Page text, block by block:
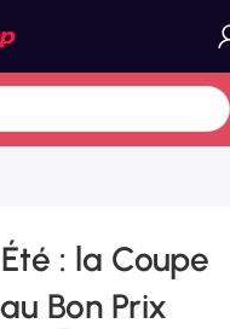
: la Coupe
Bon Prix